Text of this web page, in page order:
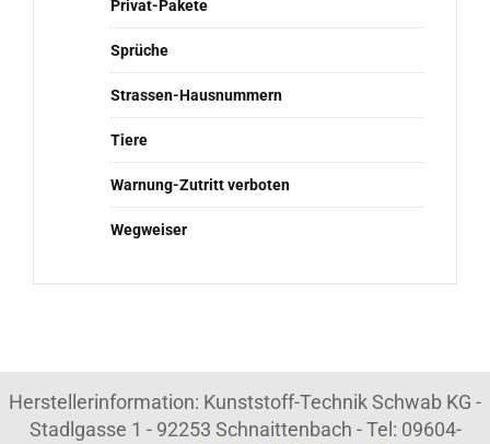
Privat-Pakete
Sprüche
Strassen-Hausnummern
Tiere
Warnung-Zutritt verboten
Wegweiser
Herstellerinformation: Kunststoff-Technik Schwab KG -
Stadlgasse 1 - 92253 Schnaittenbach - Tel: 09604-